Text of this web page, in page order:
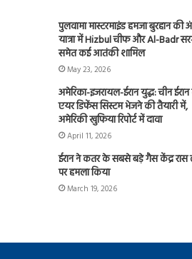
पुलवामा मास्टरमाइंड हमजा बुरहान की
यात्रा में Hizbul चीफ और Al-Badr
समेत कई आतंकी शामिल
May 23, 2026
अमेरिका-इजरायल-ईरान युद्ध: चीन
एयर डिफेंस सिस्टम भेजने की तैयारी में,
अमेरिकी खुफिया रिपोर्ट में दावा
April 11, 2026
ईरान ने कतर के सबसे बड़े गैस केंद्र रास
पर हमला किया
March 19, 2026